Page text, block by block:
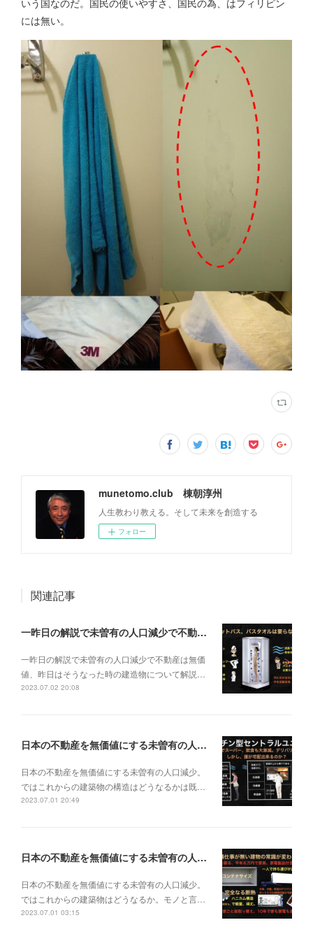
いう国なのだ。国民の使いやすさ、国民の為、はフィリピン
には無い。
munetomo.club 棟朝淳州
人生教わり教える。そして未来を創造する
フォロー
関連記事
一昨日の解説で未曽有の人口減少で不動産は無価値、昨日はそうなった時の建造物について解説、今日からはその設備について解説をして行く。
一昨日の解説で未曽有の人口減少で不動産は無価
値、昨日はそうなった時の建造物について解説…
2023.07.02 20:08
日本の不動産を無価値にする未曽有の人口減少。ではこれからの建築物の構造はどうなるかは既に解説した。今はその内部の内容。その1
日本の不動産を無価値にする未曽有の人口減少。
ではこれからの建築物の構造はどうなるかは既…
2023.07.01 20:49
日本の不動産を無価値にする未曽有の人口減少。ではこれからの建築物はどうなるか。
日本の不動産を無価値にする未曽有の人口減少。
ではこれからの建築物はどうなるか。モノと言…
2023.07.01 03:15